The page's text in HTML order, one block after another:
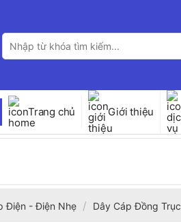
Tìm
kiếm:
Trang chủ Giới thiệu
Điện - Điện Nhẹ / Dây Cáp Đồng Trục